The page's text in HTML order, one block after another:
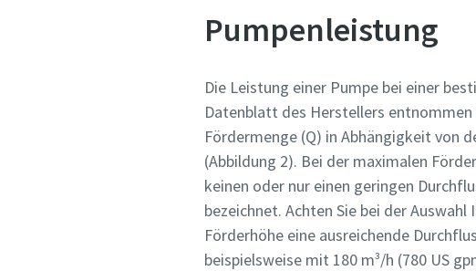
Pumpenleistung
Die Leistung einer Pumpe bei einer
Datenblatt des Herstellers
Fördermenge (Q) in Abhängigkeit von
(Abbildung 2). Bei der maximalen
keinen oder nur einen geringen
bezeichnet. Achten Sie bei der
Förderhöhe eine ausreichende
beispielsweise mit 180 m³/h (780 US